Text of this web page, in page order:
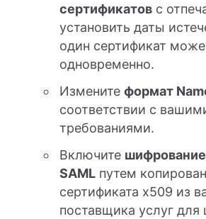
сертификатов с
установить даты
один сертификат
одновременно.
Измените формат
соответствии с
требованиями.
Включите
SAML путем
сертификата x509 из
поставщика услуг